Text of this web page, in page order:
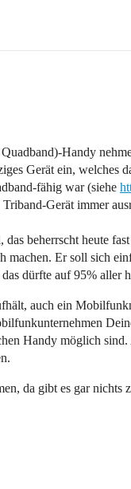
Handy
Gerät ein, welches
fähig war (siehe
Gerät immer
beherrscht heute
Er soll sich
dürfte auf 95% aller
auch ein
Handy möglich
da gibt es gar nichts